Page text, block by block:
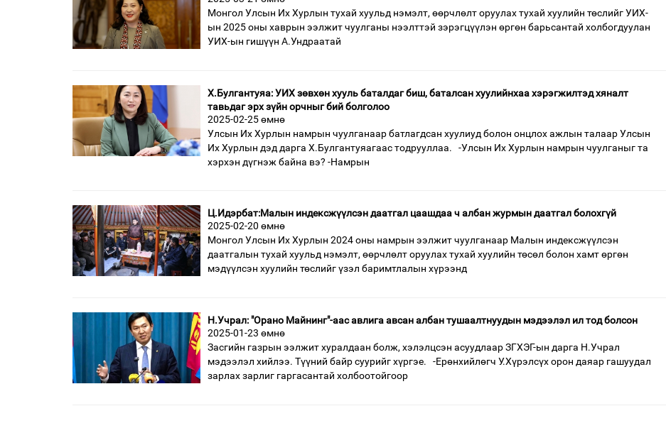
Монгол Улсын Их Хурлын тухай хуульд нэмэлт, өөрчлөлт оруулах тухай хуулийн төслийг УИХ-
ын 2025 оны хаврын ээлжит чуулганы нээлттэй зэрэгцүүлэн өргөн барьсантай холбогдуулан
УИХ-ын гишүүн А.Ундраатай
Х.Булгантуяа: УИХ зөвхөн хууль баталдаг биш, баталсан хуулийнхаа хэрэгжилтэд хяналт
тавьдаг эрх зүйн орчныг бий болголоо
2025-02-25 өмнө
Улсын Их Хурлын намрын чуулганаар батлагдсан хуулиуд болон онцлох ажлын талаар Улсын
Их Хурлын дэд дарга Х.Булгантуяагаас тодрууллаа. -Улсын Их Хурлын намрын чуулганыг та
хэрхэн дүгнэж байна вэ? -Намрын
Ц.Идэрбат:Малын индексжүүлсэн даатгал цаашдаа ч албан журмын даатгал болохгүй
2025-02-20 өмнө
Монгол Улсын Их Хурлын 2024 оны намрын ээлжит чуулганаар Малын индексжүүлсэн
даатгалын тухай хуульд нэмэлт, өөрчлөлт оруулах тухай хуулийн төсөл болон хамт өргөн
мэдүүлсэн хуулийн төслийг үзэл баримтлалын хүрээнд
Н.Учрал: "Орано Майнинг"-аас авлига авсан албан тушаалтнуудын мэдээлэл ил тод болсон
2025-01-23 өмнө
Засгийн газрын ээлжит хуралдаан болж, хэлэлцсэн асуудлаар ЗГХЭГ-ын дарга Н.Учрал
мэдээлэл хийлээ. Түүний байр суурийг хүргэе. -Ерөнхийлөгч У.Хүрэлсүх орон даяар гашуудал
зарлах зарлиг гаргасантай холбоотойгоор